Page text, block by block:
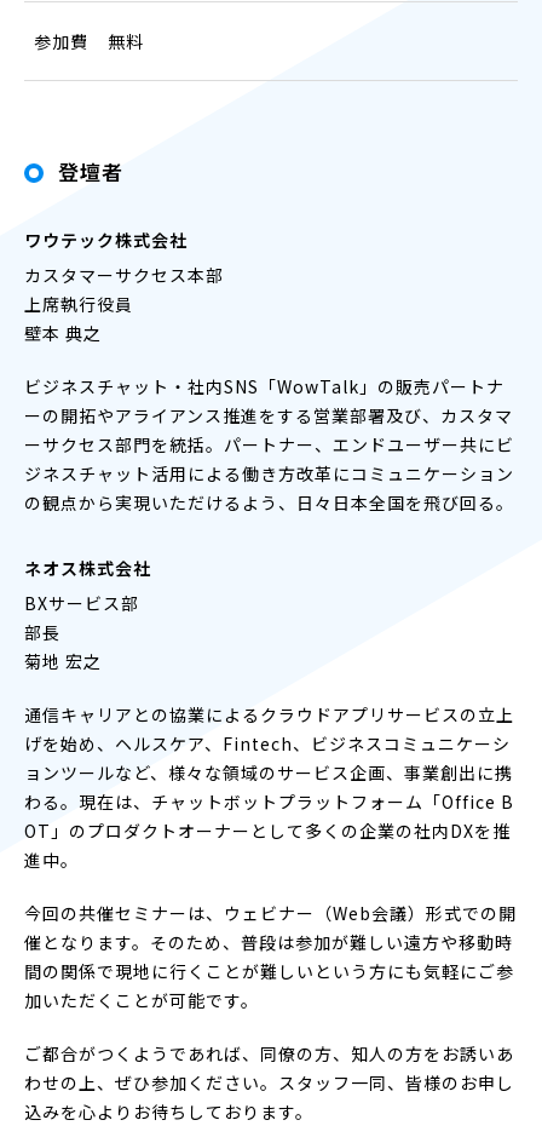
参加費 無料
登壇者
ワウテック株式会社
カスタマーサクセス本部
上席執行役員
壁本 典之
ビジネスチャット・社内SNS「WowTalk」の販売パートナ
ーの開拓やアライアンス推進をする営業部署及び、カスタマ
ーサクセス部門を統括。パートナー、エンドユーザー共にビ
ジネスチャット活用による働き方改革にコミュニケーション
の観点から実現いただけるよう、日々日本全国を飛び回る。
ネオス株式会社
BXサービス部
部長
菊地 宏之
通信キャリアとの協業によるクラウドアプリサービスの立上
げを始め、ヘルスケア、Fintech、ビジネスコミュニケーシ
ョンツールなど、様々な領域のサービス企画、事業創出に携
わる。現在は、チャットボットプラットフォーム「Office B
OT」のプロダクトオーナーとして多くの企業の社内DXを推
進中。
今回の共催セミナーは、ウェビナー（Web会議）形式での開
催となります。そのため、普段は参加が難しい遠方や移動時
間の関係で現地に行くことが難しいという方にも気軽にご参
加いただくことが可能です。
ご都合がつくようであれば、同僚の方、知人の方をお誘いあ
わせの上、ぜひ参加ください。スタッフ一同、皆様のお申し
込みを心よりお待ちしております。